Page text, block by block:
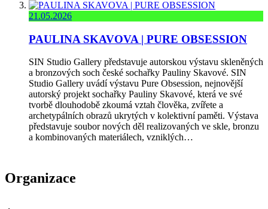
21.05.2026
PAULINA SKAVOVA | PURE OBSESSION
SIN Studio Gallery představuje autorskou výstavu skleněných
a bronzových soch české sochařky Pauliny Skavové. SIN
Studio Gallery uvádí výstavu Pure Obsession, nejnovější
autorský projekt sochařky Pauliny Skavové, která ve své
tvorbě dlouhodobě zkoumá vztah člověka, zvířete a
archetypálních obrazů ukrytých v kolektivní paměti. Výstava
představuje soubor nových děl realizovaných ve skle, bronzu
a kombinovaných materiálech, vzniklých…
Organizace